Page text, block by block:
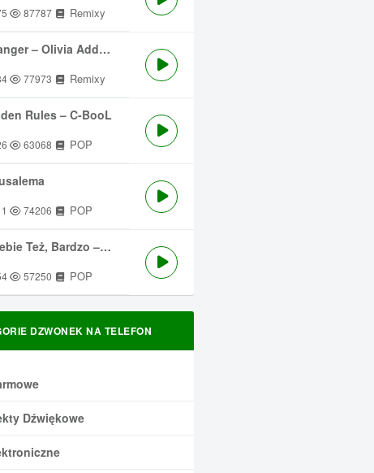
87787 Remixy
– Olivia Addams
77973 Remixy
Rules – C-BooL
63068 POP
74206 POP
Też, Bardzo – Męskie Granie
57250 POP
DZWONEK NA TELEFON
Dźwiękowe